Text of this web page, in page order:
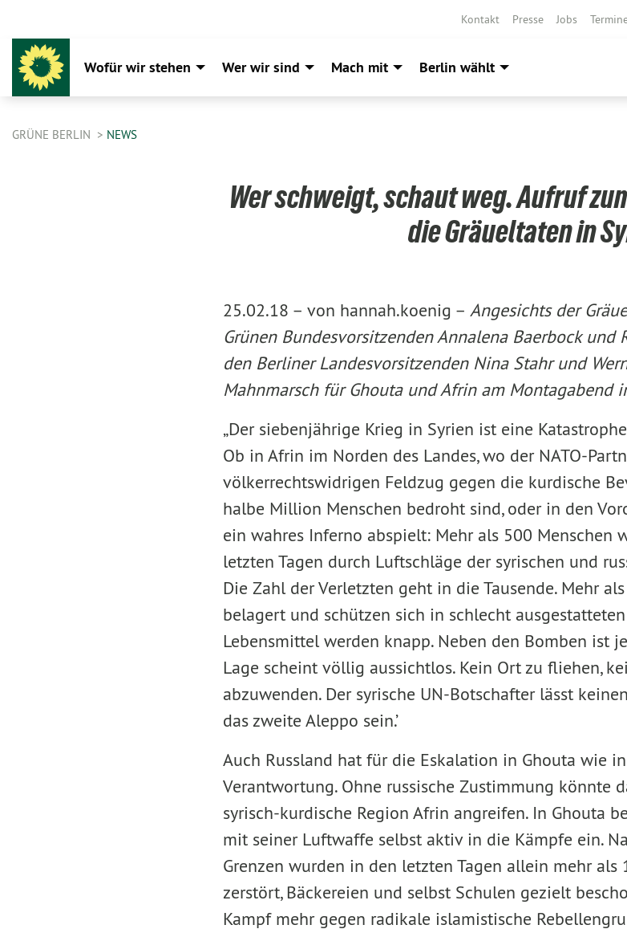
Kontakt Presse Jobs
Wofür wir stehen Wer wir sind Mach mit Berlin wählt
GRÜNE BERLIN NEWS
Wer schweigt, schaut weg. Aufruf
die Gräueltaten in
25.02.18 – von hannah.koenig – Angesichts der
Grünen Bundesvorsitzenden Annalena Baerbock und
den Berliner Landesvorsitzenden Nina Stahr und
Mahnmarsch für Ghouta und Afrin am Montagabend
„Der siebenjährige Krieg in Syrien ist eine
Ob in Afrin im Norden des Landes, wo der NATO-
völkerrechtswidrigen Feldzug gegen die kurdische
halbe Million Menschen bedroht sind, oder in den
ein wahres Inferno abspielt: Mehr als 500 Menschen
letzten Tagen durch Luftschläge der syrischen und
Die Zahl der Verletzten geht in die Tausende. Mehr
belagert und schützen sich in schlecht
Lebensmittel werden knapp. Neben den Bomben ist
Lage scheint völlig aussichtlos. Kein Ort zu fliehen,
abzuwenden. Der syrische UN-Botschafter lässt
das zweite Aleppo sein.’
Auch Russland hat für die Eskalation in Ghouta wie
Verantwortung. Ohne russische Zustimmung könnte
syrisch-kurdische Region Afrin angreifen. In Ghouta
mit seiner Luftwaffe selbst aktiv in die Kämpfe ein.
Grenzen wurden in den letzten Tagen allein mehr
zerstört, Bäckereien und selbst Schulen gezielt
Kampf mehr gegen radikale islamistische